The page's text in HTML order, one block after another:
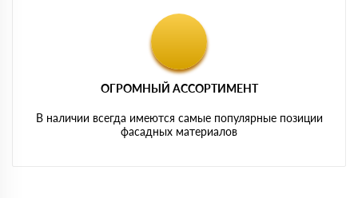
ОГРОМНЫЙ АССОРТИМЕНТ
В наличии всегда имеются самые популярные позиции
фасадных материалов